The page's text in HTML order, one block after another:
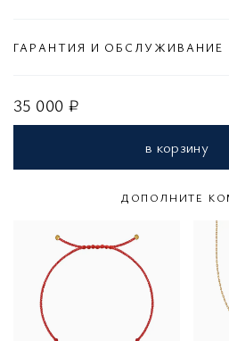
35 000 ₽
в корзину
ГАРАНТИЯ И ОБСЛУЖИВАНИЕ
ДОПОЛНИТЕ